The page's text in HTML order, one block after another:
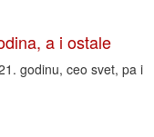
a i ostale
godinu, ceo svet, pa i